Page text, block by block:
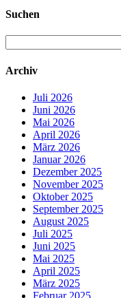
Suchen
nach:
Archiv
Juli 2026
Juni 2026
Mai 2026
April 2026
März 2026
Januar 2026
Dezember 2025
November 2025
Oktober 2025
September 2025
August 2025
Juli 2025
Juni 2025
Mai 2025
April 2025
März 2025
Februar 2025